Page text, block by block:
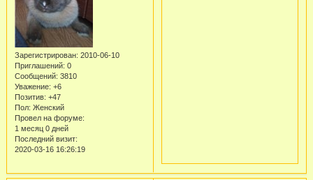
Зарегистрирован: 2010-06-10
Приглашений: 0
Сообщений: 3810
Уважение: +6
Позитив: +47
Пол: Женский
Провел на форуме:
1 месяц 0 дней
Последний визит:
2020-03-16 16:26:19